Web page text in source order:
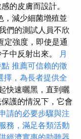
的皮膚而設計。
，減少細菌增殖並
們的測試人員不欣
定強度，即使是通
中反射出來。
月
推薦可信賴的徵
擇，為長者提供全
快速曬黑，直到曬
護的情況下，它會
請的必要步驟與注
務，滿足各類活動
經濟實惠的助聽器